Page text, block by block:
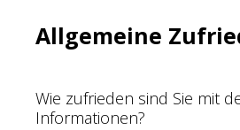
Allgemeine
Wie zufrieden sind Sie mit
Informationen?